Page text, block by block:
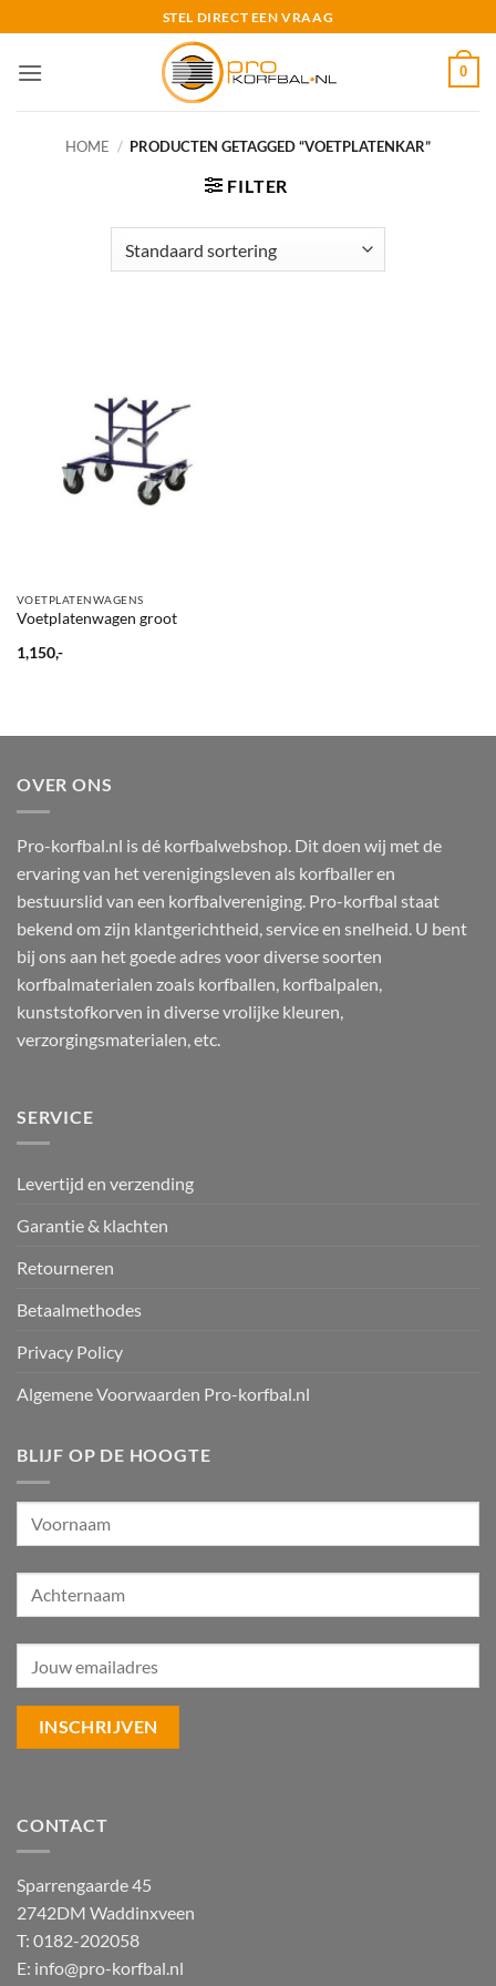
naar
inhoud
STEL DIRECT EEN VRAAG
0
HOME / PRODUCTEN GETAGGED “VOETPLATENKAR”
FILTER
VOETPLATENWAGENS
Voetplatenwagen groot
1,150,-
OVER ONS
Pro-korfbal.nl is dé korfbalwebshop. Dit doen wij met de
ervaring van het verenigingsleven als korfballer en
bestuurslid van een korfbalvereniging. Pro-korfbal staat
bekend om zijn klantgerichtheid, service en snelheid. U bent
bij ons aan het goede adres voor diverse soorten
korfbalmaterialen zoals korfballen, korfbalpalen,
kunststofkorven in diverse vrolijke kleuren,
verzorgingsmaterialen, etc.
SERVICE
Levertijd en verzending
Garantie & klachten
Retourneren
Betaalmethodes
Privacy Policy
Algemene Voorwaarden Pro-korfbal.nl
BLIJF OP DE HOOGTE
CONTACT
Sparrengaarde 45
2742DM Waddinxveen
T: 0182-202058
E: info@pro-korfbal.nl